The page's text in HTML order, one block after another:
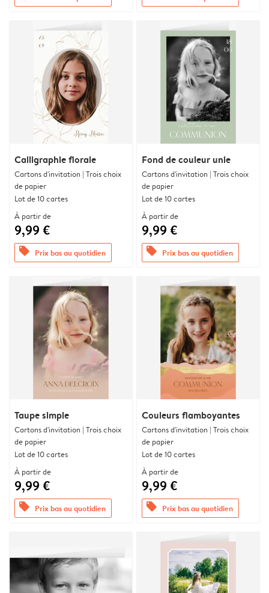
Calligraphie florale
Cartons d'invitation | Trois choix
de papier
Lot de 10 cartes
À partir de
9,99 €
offers Prix bas au quotidien
Fond de couleur unie
Cartons d'invitation | Trois choix
de papier
Lot de 10 cartes
À partir de
9,99 €
offers Prix bas au quotidien
Taupe simple
Cartons d'invitation | Trois choix
de papier
Lot de 10 cartes
À partir de
9,99 €
offers Prix bas au quotidien
Couleurs flamboyantes
Cartons d'invitation | Trois choix
de papier
Lot de 10 cartes
À partir de
9,99 €
offers Prix bas au quotidien